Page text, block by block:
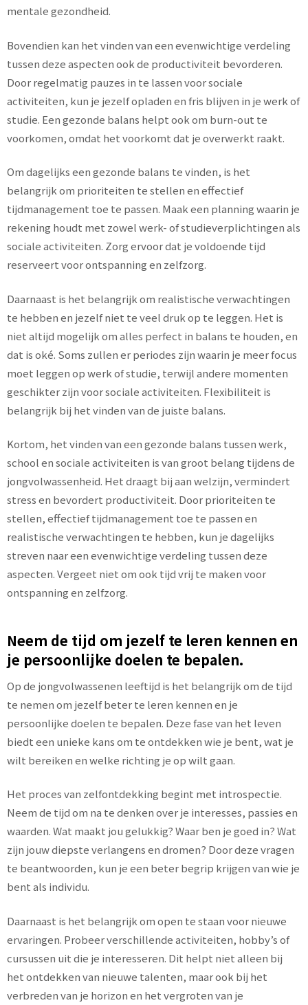
mentale gezondheid.
Bovendien kan het vinden van een evenwichtige verdeling
tussen deze aspecten ook de productiviteit bevorderen.
Door regelmatig pauzes in te lassen voor sociale
activiteiten, kun je jezelf opladen en fris blijven in je werk of
studie. Een gezonde balans helpt ook om burn-out te
voorkomen, omdat het voorkomt dat je overwerkt raakt.
Om dagelijks een gezonde balans te vinden, is het
belangrijk om prioriteiten te stellen en effectief
tijdmanagement toe te passen. Maak een planning waarin je
rekening houdt met zowel werk- of studieverplichtingen als
sociale activiteiten. Zorg ervoor dat je voldoende tijd
reserveert voor ontspanning en zelfzorg.
Daarnaast is het belangrijk om realistische verwachtingen
te hebben en jezelf niet te veel druk op te leggen. Het is
niet altijd mogelijk om alles perfect in balans te houden, en
dat is oké. Soms zullen er periodes zijn waarin je meer focus
moet leggen op werk of studie, terwijl andere momenten
geschikter zijn voor sociale activiteiten. Flexibiliteit is
belangrijk bij het vinden van de juiste balans.
Kortom, het vinden van een gezonde balans tussen werk,
school en sociale activiteiten is van groot belang tijdens de
jongvolwassenheid. Het draagt bij aan welzijn, vermindert
stress en bevordert productiviteit. Door prioriteiten te
stellen, effectief tijdmanagement toe te passen en
realistische verwachtingen te hebben, kun je dagelijks
streven naar een evenwichtige verdeling tussen deze
aspecten. Vergeet niet om ook tijd vrij te maken voor
ontspanning en zelfzorg.
Neem de tijd om jezelf te leren kennen en
je persoonlijke doelen te bepalen.
Op de jongvolwassenen leeftijd is het belangrijk om de tijd
te nemen om jezelf beter te leren kennen en je
persoonlijke doelen te bepalen. Deze fase van het leven
biedt een unieke kans om te ontdekken wie je bent, wat je
wilt bereiken en welke richting je op wilt gaan.
Het proces van zelfontdekking begint met introspectie.
Neem de tijd om na te denken over je interesses, passies en
waarden. Wat maakt jou gelukkig? Waar ben je goed in? Wat
zijn jouw diepste verlangens en dromen? Door deze vragen
te beantwoorden, kun je een beter begrip krijgen van wie je
bent als individu.
Daarnaast is het belangrijk om open te staan voor nieuwe
ervaringen. Probeer verschillende activiteiten, hobby’s of
cursussen uit die je interesseren. Dit helpt niet alleen bij
het ontdekken van nieuwe talenten, maar ook bij het
verbreden van je horizon en het vergroten van je